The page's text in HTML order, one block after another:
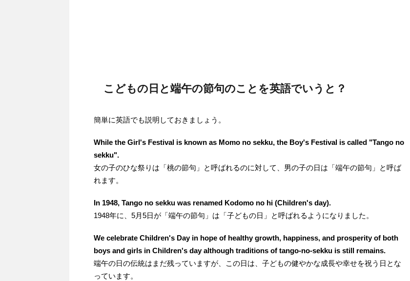
こどもの日と端午の節句のことを英語でいうと？
簡単に英語でも説明しておきましょう。
While the Girl's Festival is known as Momo no sekku, the Boy's Festival is called "Tango no
sekku".
女の子のひな祭りは「桃の節句」と呼ばれるのに対して、男の子の日は「端午の節句」と呼ば
れます。
In 1948, Tango no sekku was renamed Kodomo no hi (Children's day).
1948年に、5月5日が「端午の節句」は「子どもの日」と呼ばれるようになりました。
We celebrate Children's Day in hope of healthy growth, happiness, and prosperity of both
boys and girls in Children's day although traditions of tango-no-sekku is still remains.
端午の日の伝統はまだ残っていますが、この日は、子どもの健やかな成長や幸せを祝う日とな
っています。